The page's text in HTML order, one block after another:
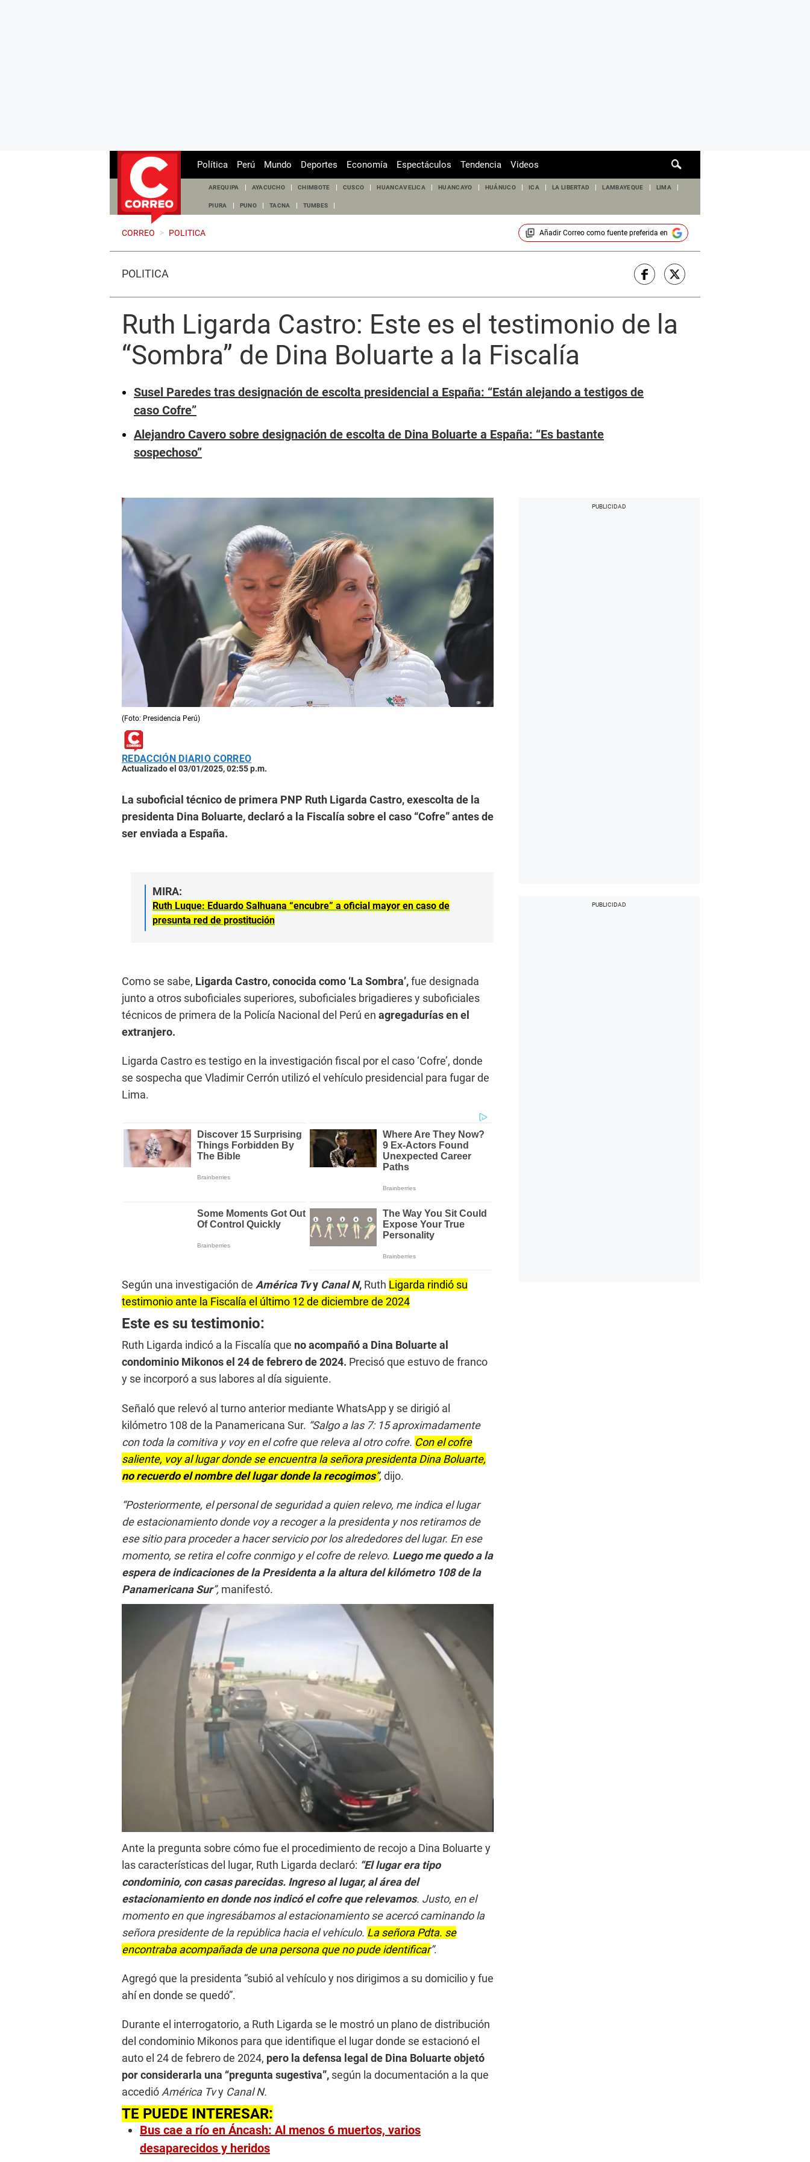
de
Política Perú Mundo Deportes Economía Espectáculos Tendencia Videos
AREQUIPA AYACUCHO CHIMBOTE CUSCO HUANCAVELICA HUANCAYO HUÁNUCO ICA LA LIBERTAD LAMBAYEQUE LIMA
PIURA PUNO TACNA TUMBES
CORREO > POLITICA Añadir Correocomo fuente preferida en
POLÍTICA
Ruth Ligarda Castro: Este es el testimonio de la
“Sombra” de Dina Boluarte a la Fiscalía
Susel Paredes tras designación de escolta presidencial a España: “Están alejando a testigos de
caso Cofre”
Alejandro Cavero sobre designación de escolta de Dina Boluarte a España: “Es bastante
sospechoso”
(Foto: Presidencia Perú)
REDACCIÓN DIARIO CORREO
Actualizado el 03/01/2025, 02:55 p.m.
La suboficial técnico de primera PNP Ruth Ligarda Castro, exescolta de la
presidenta Dina Boluarte, declaró a la Fiscalía sobre el caso “Cofre” antes de
ser enviada a España.
MIRA:
Ruth Luque: Eduardo Salhuana “encubre” a oficial mayor en caso de
presunta red de prostitución
Como se sabe, Ligarda Castro, conocida como ‘La Sombra’,fue designada
junto a otros suboficiales superiores, suboficiales brigadieres y suboficiales
técnicos de primera de la Policía Nacional del Perú en agregadurías en el
extranjero.
Ligarda Castro es testigo en la investigación fiscal por el caso ‘Cofre’, donde
se sospecha que Vladimir Cerrón utilizó el vehículo presidencial para fugar de
Lima.
Según una investigación de América Tvy Canal N, Ruth Ligarda rindió su
testimonio ante la Fiscalía el último 12 de diciembre de 2024
Este es su testimonio:
Ruth Ligarda indicó a la Fiscalía que no acompañó a Dina Boluarte al
condominio Mikonos el 24 de febrero de 2024. Precisó que estuvo de franco
y se incorporó a sus labores al día siguiente.
Señaló que relevó al turno anterior mediante WhatsApp y se dirigió al
kilómetro 108 de la Panamericana Sur. “Salgo a las 7: 15 aproximadamente
con toda la comitiva y voy en el cofre que releva al otro cofre. Con el cofre
saliente, voy al lugar donde se encuentra la señora presidenta Dina Boluarte,
no recuerdo el nombre del lugar donde la recogimos”, dijo.
“Posteriormente, el personal de seguridad a quien relevo, me indica el lugar
de estacionamiento donde voy a recoger a la presidenta y nos retiramos de
ese sitio para proceder a hacer servicio por los alrededores del lugar. En ese
momento, se retira el cofre conmigo y el cofre de relevo. Luego me quedo a la
espera de indicaciones de la Presidenta a la altura del kilómetro 108 de la
Panamericana Sur”, manifestó.
Ante la pregunta sobre cómo fue el procedimiento de recojo a Dina Boluarte y
las características del lugar, Ruth Ligarda declaró: “El lugar era tipo
condominio, con casas parecidas. Ingreso al lugar, al área del
estacionamiento en donde nos indicó el cofre que relevamos. Justo, en el
momento en que ingresábamos al estacionamiento se acercó caminando la
señora presidente de la república hacia el vehículo. La señora Pdta. se
encontraba acompañada de una persona que no pude identificar”.
Agregó que la presidenta “subió al vehículo y nos dirigimos a su domicilio y fue
ahí en donde se quedó”.
Durante el interrogatorio, a Ruth Ligarda se le mostró un plano de distribución
del condominio Mikonos para que identifique el lugar donde se estacionó el
auto el 24 de febrero de 2024, pero la defensa legal de Dina Boluarte objetó
por considerarla una “pregunta sugestiva”, según la documentación a la que
accedióAmérica Tvy Canal N.
TE PUEDE INTERESAR:
Bus cae a río en Áncash: Al menos 6 muertos, varios
desaparecidos y heridos